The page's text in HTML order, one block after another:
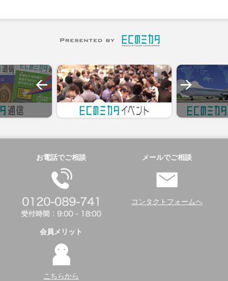
お電話でご相談 メールでご相談
コンタクトフォームへ
会員メリット
こちらから